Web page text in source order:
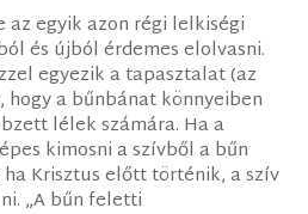
az egyik azon régi lelkiségi
és újból érdemes elolvasni.
egyezik a tapasztalat (az
a bűnbánat könnyeiben
lélek számára. Ha a
kimosni a szívből a bűn
Krisztus előtt történik, a szív
„A bűn feletti